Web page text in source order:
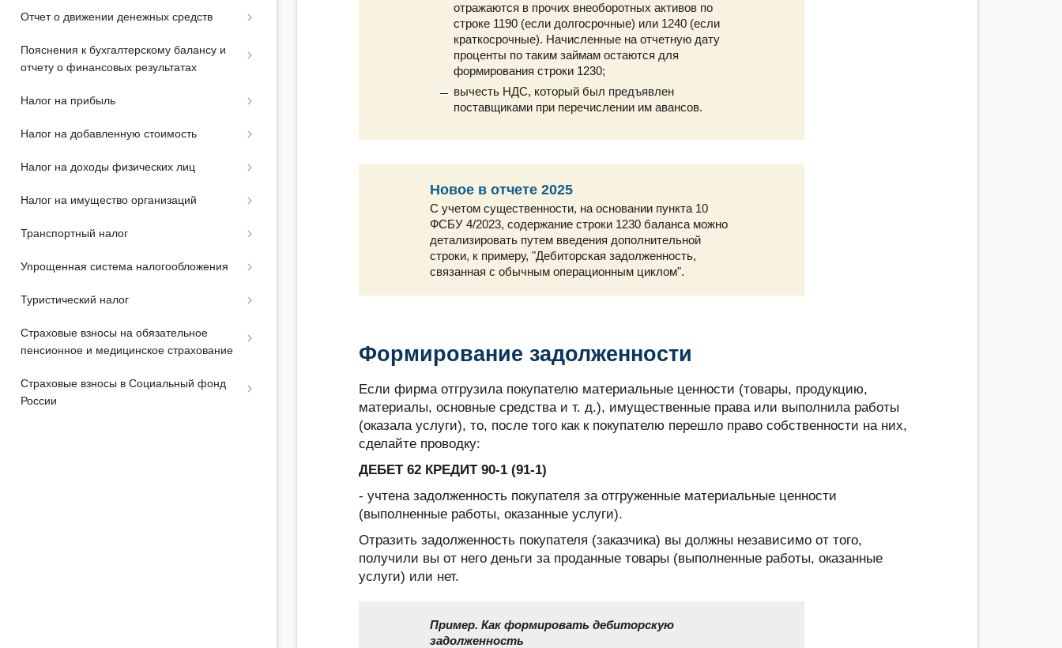
Отчет о движении денежных средств
Пояснения к бухгалтерскому балансу и
отчету о финансовых результатах
Налог на прибыль
Налог на добавленную стоимость
Налог на доходы физических лиц
Налог на имущество организаций
Транспортный налог
Упрощенная система налогообложения
Туристический налог
Страховые взносы на обязательное
пенсионное и медицинское страхование
Страховые взносы в Социальный фонд
России
отражаются в прочих внеоборотных активов по
строке 1190 (если долгосрочные) или 1240 (если
краткосрочные). Начисленные на отчетную дату
проценты по таким займам остаются для
формирования строки 1230;
вычесть НДС, который был предъявлен
поставщиками при перечислении им авансов.
Новое в отчете 2025
С учетом существенности, на основании пункта 10
ФСБУ 4/2023, содержание строки 1230 баланса можно
детализировать путем введения дополнительной
строки, к примеру, "Дебиторская задолженность,
связанная с обычным операционным циклом".
Формирование задолженности
Если фирма отгрузила покупателю материальные ценности (товары, продукцию,
материалы, основные средства и т. д.), имущественные права или выполнила работы
(оказала услуги), то, после того как к покупателю перешло право собственности на них,
сделайте проводку:
ДЕБЕТ 62 КРЕДИТ 90-1 (91-1)
- учтена задолженность покупателя за отгруженные материальные ценности
(выполненные работы, оказанные услуги).
Отразить задолженность покупателя (заказчика) вы должны независимо от того,
получили вы от него деньги за проданные товары (выполненные работы, оказанные
услуги) или нет.
Пример. Как формировать дебиторскую
задолженность